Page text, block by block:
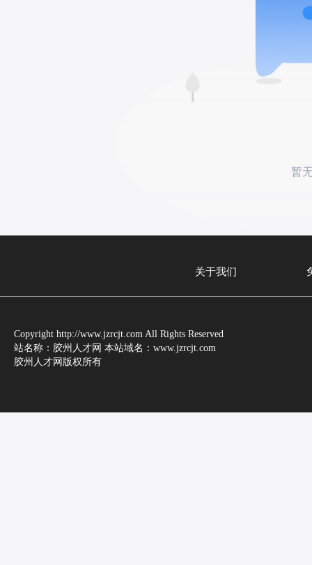
暂
关于我们
Copyright http://www.jzrcjt.com All Rights Reserved
站名称：胶州人才网 本站域名：www.jzrcjt.com
胶州人才网版权所有